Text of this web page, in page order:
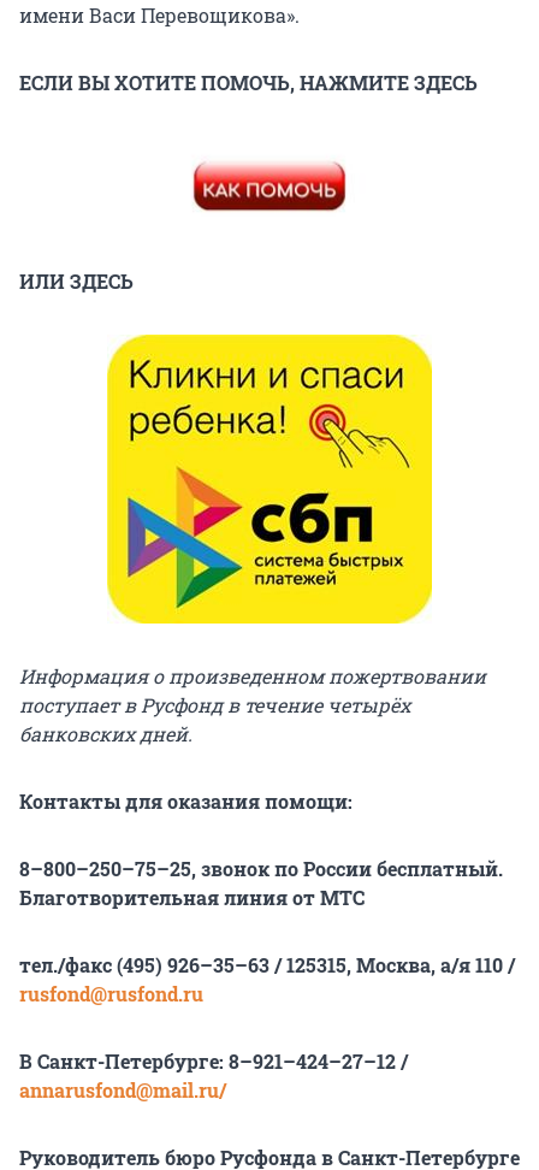
имени Васи Перевощикова».
ЕСЛИ ВЫ ХОТИТЕ ПОМОЧЬ, НАЖМИТЕ ЗДЕСЬ
ИЛИ ЗДЕСЬ
Информация о произведенном пожертвовании
поступает в Русфонд в течение четырёх
банковских дней.
Контакты для оказания помощи:
8–800–250–75–25, звонок по России бесплатный.
Благотворительная линия от МТС
тел./факс (495) 926–35–63 / 125315, Москва, а/я 110 /
rusfond@rusfond.ru
В Санкт-Петербурге: 8–921–424–27–12 /
annarusfond@mail.ru/
Руководитель бюро Русфонда в Санкт-Петербурге